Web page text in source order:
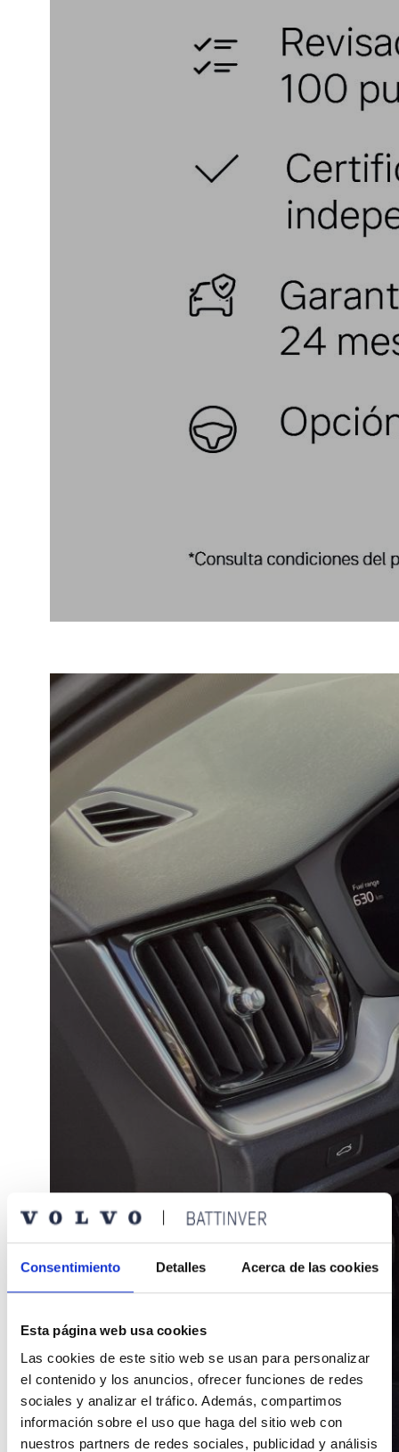
Consentimiento Detalles Acerca de las cookies
Esta página web usa cookies
Las cookies de este sitio web se usan para personalizar
el contenido y los anuncios, ofrecer funciones de redes
sociales y analizar el tráfico. Además, compartimos
información sobre el uso que haga del sitio web con
nuestros partners de redes sociales, publicidad y análisis